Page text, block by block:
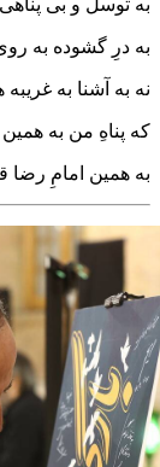
به توسل و بی
به درِ گشوده به
نه به آشنا به غریبه
که پناهِ من به
به همین امامِ رضا